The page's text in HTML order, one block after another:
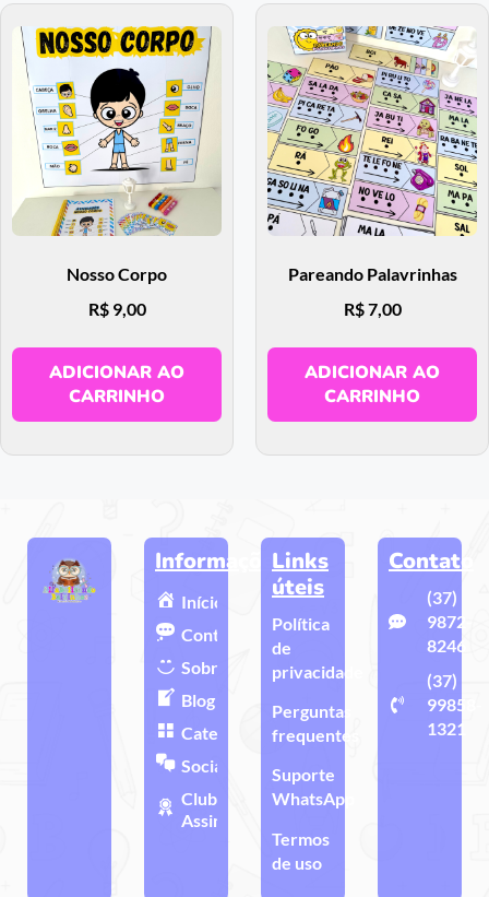
Nosso Corpo
R$9,00
ADICIONAR AO
CARRINHO
Pareando Palavrinhas
R$7,00
ADICIONAR AO
CARRINHO
Informações
Início
Contato
Sobre
Blog
Categorias
Sociais
Clube de
Assinatura
Links
úteis
Política
de
privacidade
Perguntas
frequentes
Suporte
WhatsApp
Termos
de uso
Contato
(37)
9872-
8246
(37)
99858-
1321